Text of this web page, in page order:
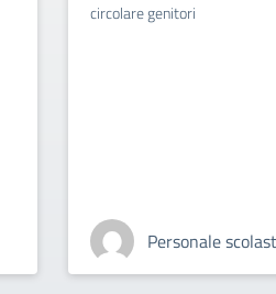
circolare genitori
Personale